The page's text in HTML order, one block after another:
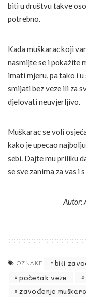
biti u društvu takve
potrebno.
Kada muškarac koji
nasmijte se i pokažite
imati mjeru, pa tako i u
smijati bez veze ili za
djelovati neuvjerljivo.
Muškarac se voli
kako je upecao
sebi. Dajte mu priliku
se sve zanima za vas i
Autor:
OZNAKE biti
početak veze
zavođenje